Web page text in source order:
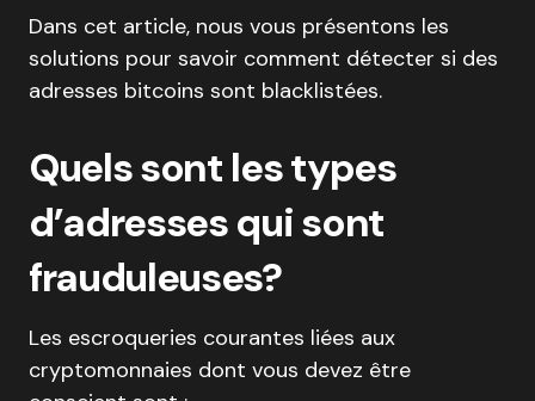
Dans cet article, nous vous présentons les
solutions pour savoir comment détecter si des
adresses bitcoins sont blacklistées.
Quels sont les types
d’adresses qui sont
frauduleuses?
Les escroqueries courantes liées aux
cryptomonnaies dont vous devez être